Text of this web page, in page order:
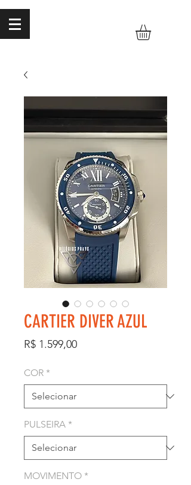
CARTIER DIVER AZUL
R$ 1.599,00Preço
COR *
PULSEIRA *
MOVIMENTO *